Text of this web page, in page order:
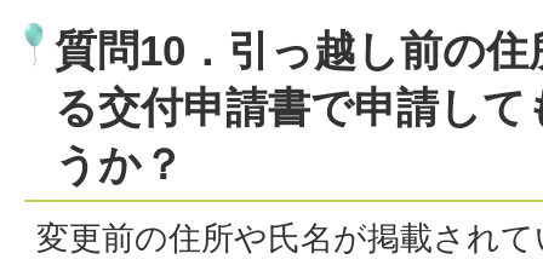
質問10．引っ越し前の
る交付申請書で申請し
うか？
変更前の住所や氏名が掲載され